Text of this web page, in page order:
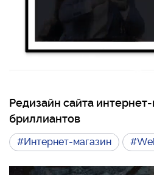
Редизайн сайта
бриллиантов
#Интернет-магазин